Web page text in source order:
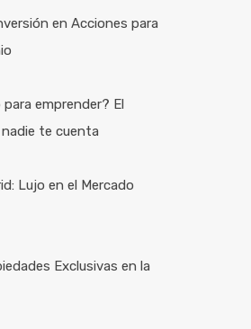
en Acciones para
emprender? El
te cuenta
Lujo en el Mercado
Exclusivas en la